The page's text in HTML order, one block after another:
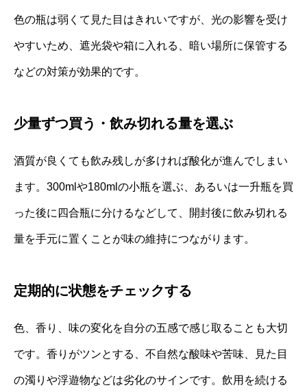
色の瓶は弱くて見た目はきれいですが、光の影響を受け
やすいため、遮光袋や箱に入れる、暗い場所に保管する
などの対策が効果的です。
少量ずつ買う・飲み切れる量を選ぶ
酒質が良くても飲み残しが多ければ酸化が進んでしまい
ます。300mlや180mlの小瓶を選ぶ、あるいは一升瓶を買
った後に四合瓶に分けるなどして、開封後に飲み切れる
量を手元に置くことが味の維持につながります。
定期的に状態をチェックする
色、香り、味の変化を自分の五感で感じ取ることも大切
です。香りがツンとする、不自然な酸味や苦味、見た目
の濁りや浮遊物などは劣化のサインです。飲用を続ける